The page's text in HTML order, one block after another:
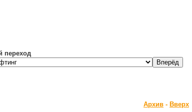
переход
Архив - Вверх